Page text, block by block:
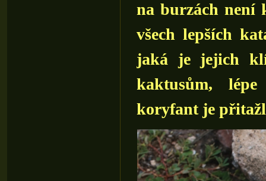
na burzách není
všech lepších
jaká je jejich
kaktusům,
koryfant je